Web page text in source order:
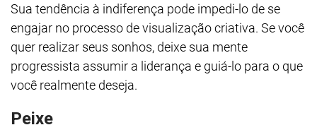
Sua tendência à indiferença pode impedi-lo de se
engajar no processo de visualização criativa. Se você
quer realizar seus sonhos, deixe sua mente
progressista assumir a liderança e guiá-lo para o que
você realmente deseja.
Peixe